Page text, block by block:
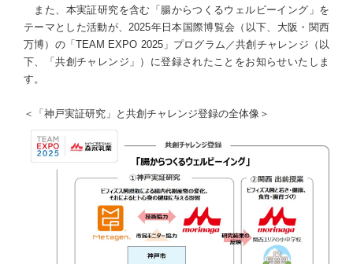
また、本実証研究を含む「腸からつくるウェルビーイング」を
テーマとした活動が、2025年日本国際博覧会（以下、大阪・関西
万博）の「TEAM EXPO 2025」プログラム／共創チャレンジ（以
下、「共創チャレンジ」）に登録されたことをお知らせいたしま
す。
＜「神戸実証研究」と共創チャレンジ登録の全体像＞